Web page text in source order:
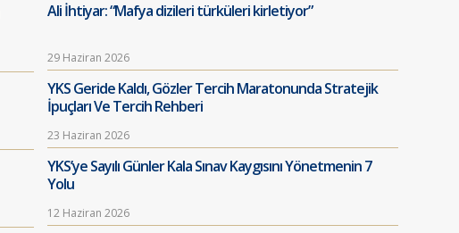
Ali İhtiyar: “Mafya dizileri türküleri kirletiyor”
29 Haziran 2026
YKS Geride Kaldı, Gözler Tercih Maratonunda Stratejik
İpuçları Ve Tercih Rehberi
23 Haziran 2026
YKS’ye Sayılı Günler Kala Sınav Kaygısını Yönetmenin 7
Yolu
12 Haziran 2026